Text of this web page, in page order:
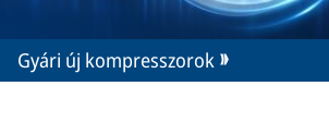
Gyári új kompresszorok